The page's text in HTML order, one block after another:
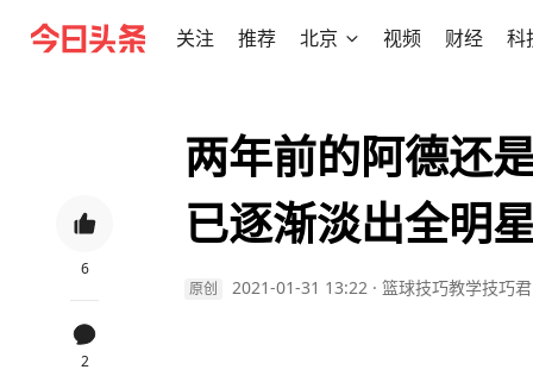
关注 推荐 北京 视频 财经 科
6
2
两年前的阿德还
已逐渐淡出全明
原创 2021-01-31 13:22 · 篮球技巧教学技巧君